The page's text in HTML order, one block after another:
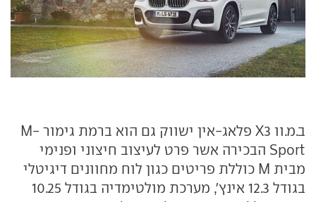
ב.מ.וו X3 פלאג-אין ישווק גם הוא ברמת גימור M-
Sport הבכירה אשר פרט לעיצוב חיצוני ופנימי
מבית M כוללת פריטים כגון לוח מחוונים דיגיטלי
בגודל 12.3 אינץ', מערכת מולטימדיה בגודל 10.25